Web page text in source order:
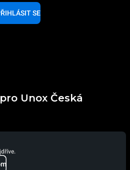
SE
Unox Česká